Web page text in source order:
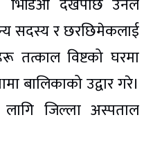
भिडिओ देखेपछि उनले
सदस्य र छरछिमेकलाई
तत्काल विष्टको घरमा
बालिकाको उद्वार गरे।
लागि जिल्ला अस्पताल